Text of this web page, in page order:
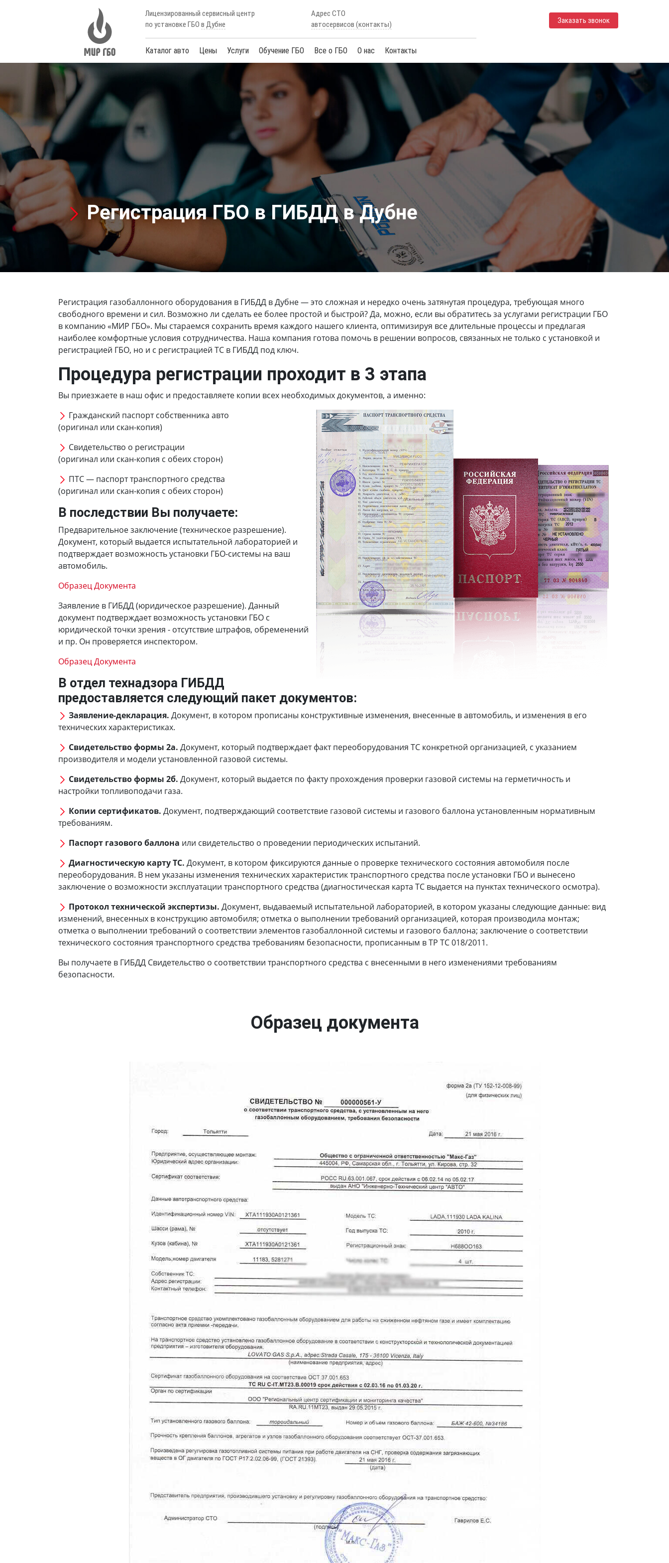
Лицензированный сервисный центр
по установке ГБО в Дубне
Адрес СТО
автосервисов (контакты)
Каталог авто Цены Услуги Обучение ГБО Все о ГБО О нас Контакты
Заказать звонок
Регистрация ГБО в ГИБДД в Дубне
Регистрация газобаллонного оборудования в ГИБДД в Дубне— это сложная и нередко очень затянутая процедура, требующая много
свободного времени и сил. Возможно ли сделать ее более простой и быстрой? Да, можно, если вы обратитесь за услугами регистрации ГБО
в компанию «МИР ГБО». Мы стараемся сохранить время каждого нашего клиента, оптимизируя все длительные процессы и предлагая
наиболее комфортные условия сотрудничества. Наша компания готова помочь в решении вопросов, связанных не только с установкой и
регистрацией ГБО, но и с регистрацией ТС в ГИБДД под ключ.
Процедура регистрации проходит в 3 этапа
Вы приезжаете в наш офис и предоставляете копии всех необходимых документов, а именно:
Гражданский паспорт собственника авто
(оригинал или скан-копия)
Свидетельство о регистрации
(оригинал или скан-копия с обеих сторон)
ПТС — паспорт транспортного средства
(оригинал или скан-копия с обеих сторон)
В последствии Вы получаете:
Предварительное заключение (техническое разрешение).
Документ, который выдается испытательной лабораторией и
подтверждает возможность установки ГБО-системы на ваш
автомобиль.
Образец Документа
Заявление в ГИБДД (юридическое разрешение). Данный
документ подтверждает возможность установки ГБО с
юридической точки зрения - отсутствие штрафов, обременений
и пр. Он проверяется инспектором.
Образец Документа
В отдел технадзора ГИБДД
предоставляется следующий пакет документов:
Заявление-декларация. Документ, в котором прописаны конструктивные изменения, внесенные в автомобиль, и изменения в его
технических характеристиках.
Свидетельство формы 2а. Документ, который подтверждает факт переоборудования ТС конкретной организацией, с указанием
производителя и модели установленной газовой системы.
Свидетельство формы 2б. Документ, который выдается по факту прохождения проверки газовой системы на герметичность и
настройки топливоподачи газа.
Копии сертификатов. Документ, подтверждающий соответствие газовой системы и газового баллона установленным нормативным
требованиям.
Паспорт газового баллона или свидетельство о проведении периодических испытаний.
Диагностическую карту ТС. Документ, в котором фиксируются данные о проверке технического состояния автомобиля после
переоборудования. В нем указаны изменения технических характеристик транспортного средства после установки ГБО и вынесено
заключение о возможности эксплуатации транспортного средства (диагностическая карта ТС выдается на пунктах технического осмотра).
Протокол технической экспертизы. Документ, выдаваемый испытательной лабораторией, в котором указаны следующие данные: вид
изменений, внесенных в конструкцию автомобиля; отметка о выполнении требований организацией, которая производила монтаж;
отметка о выполнении требований о соответствии элементов газобаллонной системы и газового баллона; заключение о соответствии
технического состояния транспортного средства требованиям безопасности, прописанным в ТР ТС 018/2011.
Вы получаете в ГИБДД Свидетельство о соответствии транспортного средства с внесенными в него изменениями требованиям
безопасности.
Образец документа